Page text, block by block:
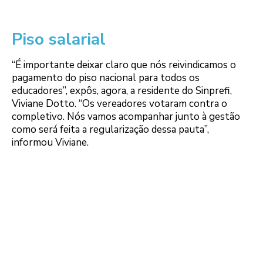
Piso salarial
“É importante deixar claro que nós reivindicamos o
pagamento do piso nacional para todos os
educadores”, expôs, agora, a residente do Sinprefi,
Viviane Dotto. “Os vereadores votaram contra o
completivo. Nós vamos acompanhar junto à gestão
como será feita a regularização dessa pauta”,
informou Viviane.